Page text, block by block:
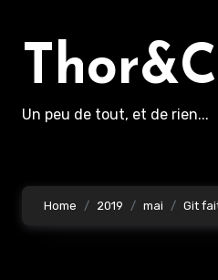
principal
Un peu de tout, et de rien...
Home 2019 mai Git